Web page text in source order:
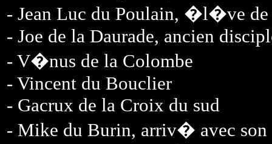
- Jean Luc du Poulain, �l�ve de
- Joe de la Daurade, ancien
- V�nus de la Colombe
- Vincent du Bouclier
- Gacrux de la Croix du sud
- Mike du Burin, arriv� avec